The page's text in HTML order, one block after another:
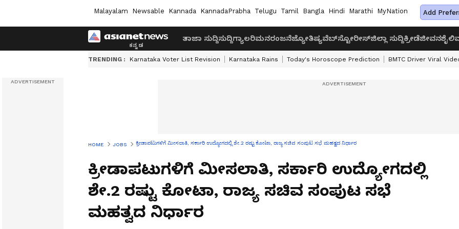
Malayalam Newsable Kannada KannadaPrabha Telugu Tamil Bangla Hindi Marathi MyNation Add
ತಾಜಾ ಸುದ್ದಿಸುದ್ದಿಗ್ಯಾಲರಿಮನರಂಜನೆಜ್ಯೋತಿಷ್ಯವೆಬ್‌ಸ್ಟೋರೀಸ್ಜಿಲ್ಲಾ ಸುದ್ದಿಕ್ರೀಡೆಜೀವನಶೈಲಿ
TRENDING : Karnataka Voter List Revision Karnataka Rains Today's Horoscope Prediction BMTC Driver Viral
HOME JOBS ಕ್ರೀಡಾಪಟುಗಳಿಗೆ ಮೀಸಲಾತಿ, ಸರ್ಕಾರಿ ಉದ್ಯೋಗದಲ್ಲಿ ಶೇ.2 ರಷ್ಟು ಕೋಟಾ, ರಾಜ್ಯ ಸಚಿವ ಸಂಪುಟ ಸಭೆ ಮಹತ್ವದ ನಿರ್ಧಾರ
ಕ್ರೀಡಾಪಟುಗಳಿಗೆ ಮೀಸಲಾತಿ, ಸರ್ಕಾರಿ ಉದ್ಯೋಗದಲ್ಲಿ
ಶೇ.2 ರಷ್ಟು ಕೋಟಾ, ರಾಜ್ಯ ಸಚಿವ ಸಂಪುಟ ಸಭೆ
ಮಹತ್ವದ ನಿರ್ಧಾರ